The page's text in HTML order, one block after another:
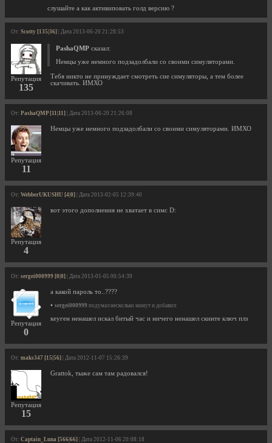
слушайте а как активиповать голд версию ?
От: Scotty [135|36] | Дата 2013-06-20 21:28:53
Репутация
135
PashaQMP сказал:
Немцы уже немного подзадолбали со своими симуляторами.
Тебя никто не принуждает смотреть сие симуляторы, а тем более
скачивать. ИМХО
От: PashaQMP [11|11] | Дата 2013-06-20 21:26:08
Репутация
11
Немцы уже немного подзадолбали со своими симуляторами. ИМХО
От: WebberUKUSHU [4|0] | Дата 2013-02-05 12:39:40
Репутация
4
вот этого дополнения не хватает в симс D:
От: sergei000999 [0|0] | Дата 2013-01-05 00:54:39
Репутация
0
а какой пароль то..????
• sergei000999 подумал несколько минут и добавил:
кеуген ненашел искал битый час и ничего ненашел скинте ключ плз
От: maks347 [15|56] | Дата 2012-11-07 15:26:39
Репутация
15
Grattok, тыже сам там радовался!
От: Captain_Luna [566|66] | Дата 2012-11-06 20:08:18